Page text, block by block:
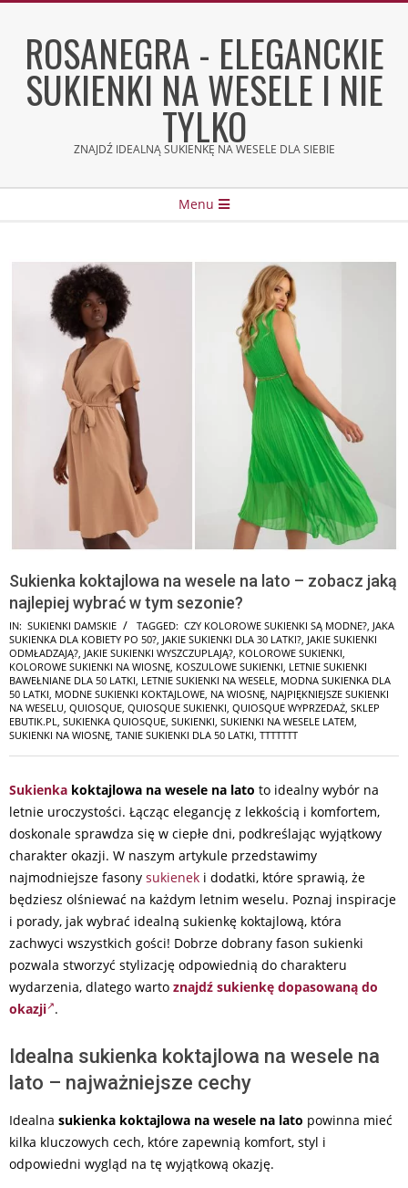
contentROSANEGRA - ELEGANCKIE
SUKIENKI NA WESELE I NIE
TYLKO
ZNAJDŹ IDEALNĄ SUKIENKĘ NA WESELE DLA SIEBIE
Menu
Sukienka koktajlowa na wesele na lato – zobacz jaką
najlepiej wybrać w tym sezonie?
IN: SUKIENKI DAMSKIE TAGGED: CZY KOLOROWE SUKIENKI SĄ MODNE?, JAKA
SUKIENKA DLA KOBIETY PO 50?, JAKIE SUKIENKI DLA 30 LATKI?, JAKIE SUKIENKI
ODMŁADZAJĄ?, JAKIE SUKIENKI WYSZCZUPLAJĄ?, KOLOROWE SUKIENKI,
KOLOROWE SUKIENKI NA WIOSNĘ, KOSZULOWE SUKIENKI, LETNIE SUKIENKI
BAWEŁNIANE DLA 50 LATKI, LETNIE SUKIENKI NA WESELE, MODNA SUKIENKA DLA
50 LATKI, MODNE SUKIENKI KOKTAJLOWE, NA WIOSNĘ, NAJPIĘKNIEJSZE SUKIENKI
NA WESELU, QUIOSQUE, QUIOSQUE SUKIENKI, QUIOSQUE WYPRZEDAŻ, SKLEP
EBUTIK.PL, SUKIENKA QUIOSQUE, SUKIENKI, SUKIENKI NA WESELE LATEM,
SUKIENKI NA WIOSNĘ, TANIE SUKIENKI DLA 50 LATKI, TTTTTTT
Sukienka koktajlowa na wesele na lato to idealny wybór na
letnie uroczystości. Łącząc elegancję z lekkością i komfortem,
doskonale sprawdza się w ciepłe dni, podkreślając wyjątkowy
charakter okazji. W naszym artykule przedstawimy
najmodniejsze fasony sukienek i dodatki, które sprawią, że
będziesz olśniewać na każdym letnim weselu. Poznaj inspiracje
i porady, jak wybrać idealną sukienkę koktajlową, która
zachwyci wszystkich gości! Dobrze dobrany fason sukienki
pozwala stworzyć stylizację odpowiednią do charakteru
wydarzenia, dlatego warto znajdź sukienkę dopasowaną do
okazji .
Idealna sukienka koktajlowa na wesele na
lato – najważniejsze cechy
Idealna sukienka koktajlowa na wesele na lato powinna mieć
kilka kluczowych cech, które zapewnią komfort, styl i
odpowiedni wygląd na tę wyjątkową okazję.